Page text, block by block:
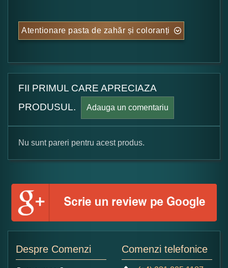
Atentionare pasta de zahăr și coloranți
FII PRIMUL CARE APRECIAZA
PRODUSUL.
Adauga un comentariu
Formular pareri client
Numele dumneavoastra:
Nu sunt pareri pentru acest produs.
Despre Comenzi Comenzi telefonice